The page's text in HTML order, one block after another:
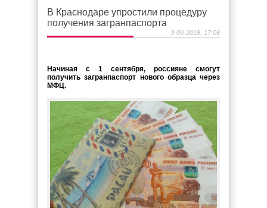
Исмагил Шангареев. В поисках внутренней
В Краснодаре упростили процедуру
получения загранпаспорта
3-09-2018, 17:06
Начиная с 1 сентября, россияне смогут
получить загранпаспорт нового образца через
МФЦ.